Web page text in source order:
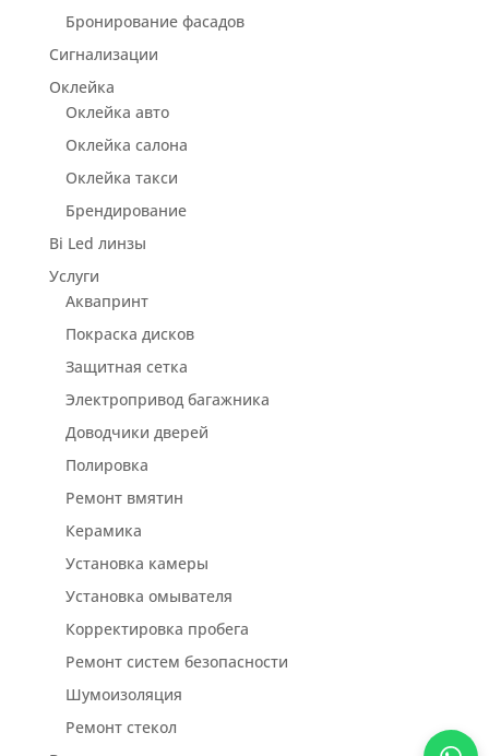
Бронирование фасадов
Сигнализации
Оклейка
Оклейка авто
Оклейка салона
Оклейка такси
Брендирование
Bi Led линзы
Услуги
Аквапринт
Покраска дисков
Защитная сетка
Электропривод багажника
Доводчики дверей
Полировка
Ремонт вмятин
Керамика
Установка камеры
Установка омывателя
Корректировка пробега
Ремонт систем безопасности
Шумоизоляция
Ремонт стекол